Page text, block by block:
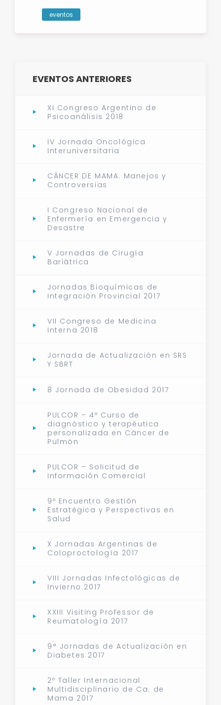
eventos
EVENTOS ANTERIORES
XI Congreso Argentino de
Psicoanálisis 2018
IV Jornada Oncológica
Interuniversitaria
CÁNCER DE MAMA: Manejos y
Controversias
I Congreso Nacional de
Enfermería en Emergencia y
Desastre
V Jornadas de Cirugía
Bariátrica
Jornadas Bioquímicas de
Integración Provincial 2017
VII Congreso de Medicina
Interna 2018
Jornada de Actualización en SRS
Y SBRT
8 Jornada de Obesidad 2017
PULCOR – 4º Curso de
diagnóstico y terapéutica
personalizada en Cáncer de
Pulmón
PULCOR – Solicitud de
Información Comercial
9º Encuentro Gestión
Estratégica y Perspectivas en
Salud
X Jornadas Argentinas de
Coloproctología 2017
VIII Jornadas Infectológicas de
Invierno 2017
XXIII Visiting Professor de
Reumatología 2017
9° Jornadas de Actualización en
Diabetes 2017
2º Taller Internacional
Multidisciplinario de Ca. de
Mama 2017